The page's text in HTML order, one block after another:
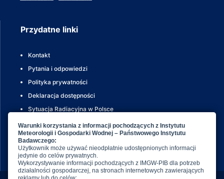
Przydatne linki
Kontakt
Pytania i odpowiedzi
Polityka prywatności
Deklaracja dostępności
Sytuacja Radiacyjna w Polsce
Meteoalarm
Dane publiczne IMGW-PIB
Biuletyn informacji publicznej